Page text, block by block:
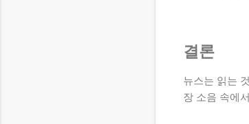
결론
뉴스는 읽는
장 소음 속에